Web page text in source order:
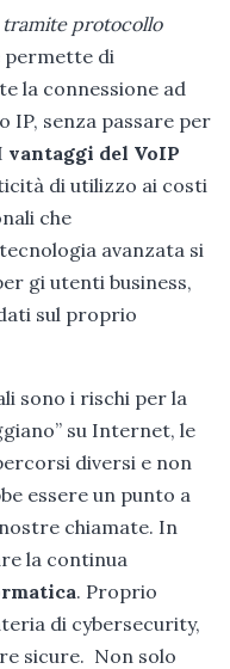
tramite protocollo
permette di
la connessione ad
senza passare per
vantaggi del VoIP
di utilizzo ai costi
che
avanzata si
gi utenti business,
sul proprio
sono i rischi per la
su Internet, le
diversi e non
essere un punto a
chiamate. In
la continua
. Proprio
di cybersecurity,
sicure. Non solo